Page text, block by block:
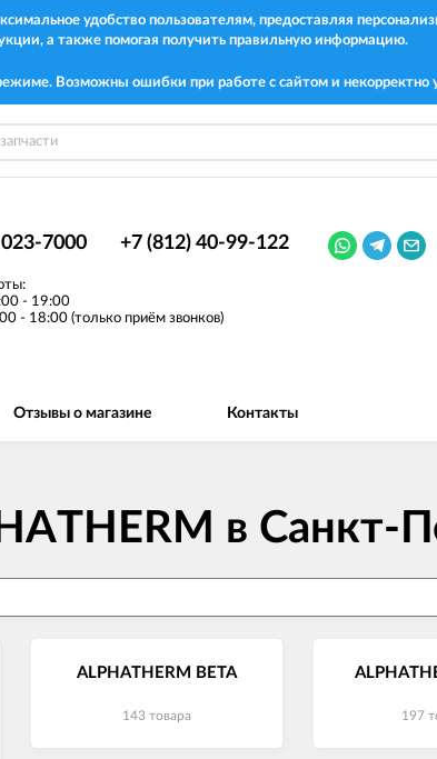
удобство пользователям, предоставляя
а также помогая получить правильную информацию.
Возможны ошибки при работе с сайтом и некорректно
7000 +7 (812) 40-99-122
- 19:00
- 18:00 (только приём звонков)
Отзывы о магазине Контакты
в Санкт-
ALPHATHERM BETA
143 товара 197